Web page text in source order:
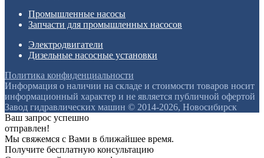
Промышленные насосы
Запчасти для промышленных насосов
Электродвигатели
Дизельные насосные установки
Политика конфиденциальности
Информация о наличии на складе и стоимости товаров носит
информационный характер и не является публичной офертой
Завод гидравлических машин © 2014-2026, Новосибирск
Ваш запрос успешно
отправлен!
Мы свяжемся с Вами в ближайшее время.
Получите бесплатную консультацию